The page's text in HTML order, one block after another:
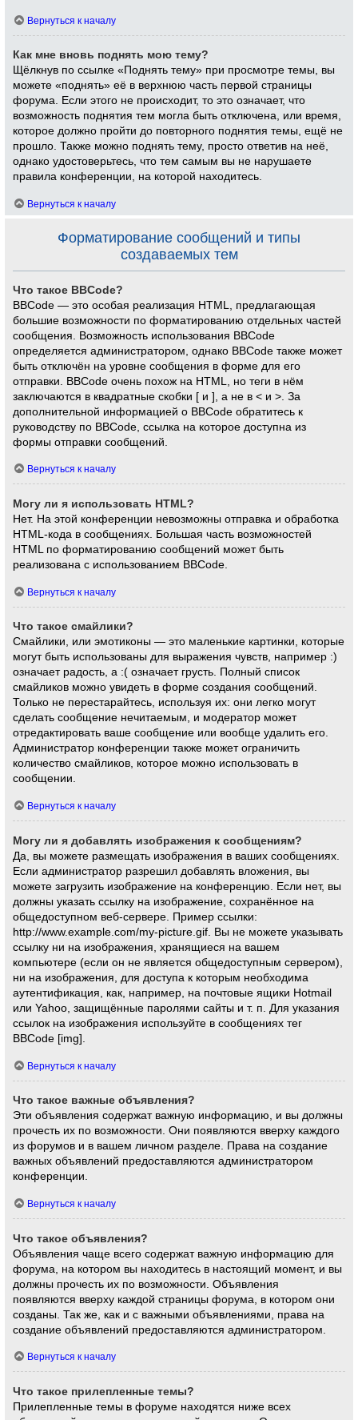
Вернуться к началу
Как мне вновь поднять мою тему?
Щёлкнув по ссылке «Поднять тему» при просмотре темы, вы
можете «поднять» её в верхнюю часть первой страницы
форума. Если этого не происходит, то это означает, что
возможность поднятия тем могла быть отключена, или время,
которое должно пройти до повторного поднятия темы, ещё не
прошло. Также можно поднять тему, просто ответив на неё,
однако удостоверьтесь, что тем самым вы не нарушаете
правила конференции, на которой находитесь.
Вернуться к началу
Форматирование сообщений и типы
создаваемых тем
Что такое BBCode?
BBCode — это особая реализация HTML, предлагающая
большие возможности по форматированию отдельных частей
сообщения. Возможность использования BBCode
определяется администратором, однако BBCode также может
быть отключён на уровне сообщения в форме для его
отправки. BBCode очень похож на HTML, но теги в нём
заключаются в квадратные скобки [ и ], а не в < и >. За
дополнительной информацией о BBCode обратитесь к
руководству по BBCode, ссылка на которое доступна из
формы отправки сообщений.
Вернуться к началу
Могу ли я использовать HTML?
Нет. На этой конференции невозможны отправка и обработка
HTML-кода в сообщениях. Большая часть возможностей
HTML по форматированию сообщений может быть
реализована с использованием BBCode.
Вернуться к началу
Что такое смайлики?
Смайлики, или эмотиконы — это маленькие картинки, которые
могут быть использованы для выражения чувств, например :)
означает радость, а :( означает грусть. Полный список
смайликов можно увидеть в форме создания сообщений.
Только не перестарайтесь, используя их: они легко могут
сделать сообщение нечитаемым, и модератор может
отредактировать ваше сообщение или вообще удалить его.
Администратор конференции также может ограничить
количество смайликов, которое можно использовать в
сообщении.
Вернуться к началу
Могу ли я добавлять изображения к сообщениям?
Да, вы можете размещать изображения в ваших сообщениях.
Если администратор разрешил добавлять вложения, вы
можете загрузить изображение на конференцию. Если нет, вы
должны указать ссылку на изображение, сохранённое на
общедоступном веб-сервере. Пример ссылки:
http://www.example.com/my-picture.gif. Вы не можете указывать
ссылку ни на изображения, хранящиеся на вашем
компьютере (если он не является общедоступным сервером),
ни на изображения, для доступа к которым необходима
аутентификация, как, например, на почтовые ящики Hotmail
или Yahoo, защищённые паролями сайты и т. п. Для указания
ссылок на изображения используйте в сообщениях тег
BBCode [img].
Вернуться к началу
Что такое важные объявления?
Эти объявления содержат важную информацию, и вы должны
прочесть их по возможности. Они появляются вверху каждого
из форумов и в вашем личном разделе. Права на создание
важных объявлений предоставляются администратором
конференции.
Вернуться к началу
Что такое объявления?
Объявления чаще всего содержат важную информацию для
форума, на котором вы находитесь в настоящий момент, и вы
должны прочесть их по возможности. Объявления
появляются вверху каждой страницы форума, в котором они
созданы. Так же, как и с важными объявлениями, права на
создание объявлений предоставляются администратором.
Вернуться к началу
Что такое прилепленные темы?
Прилепленные темы в форуме находятся ниже всех